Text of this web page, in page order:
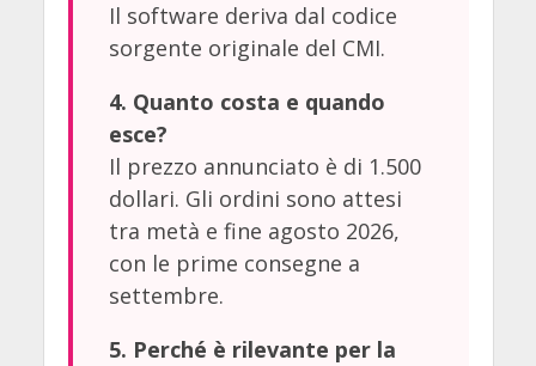
Il software deriva dal codice
sorgente originale del CMI.
4. Quanto costa e quando
esce?
Il prezzo annunciato è di 1.500
dollari. Gli ordini sono attesi
tra metà e fine agosto 2026,
con le prime consegne a
settembre.
5. Perché è rilevante per la